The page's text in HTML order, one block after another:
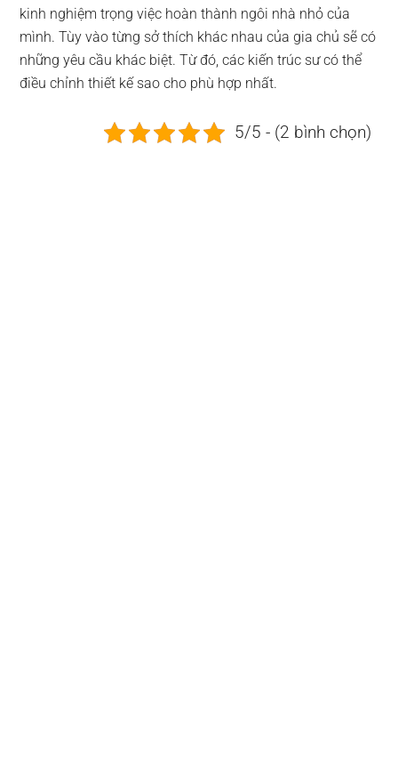
kinh nghiệm trọng việc hoàn thành ngôi nhà nhỏ của
mình. Tùy vào từng sở thích khác nhau của gia chủ sẽ có
những yêu cầu khác biệt. Từ đó, các kiến trúc sư có thể
điều chỉnh thiết kế sao cho phù hợp nhất.
5/5 - (2 bình chọn)